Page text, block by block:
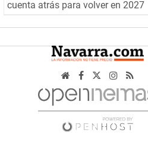
cuenta atrás para volver en 2027